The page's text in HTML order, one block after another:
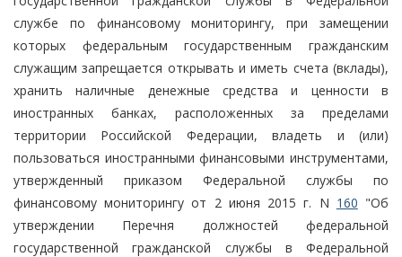
службе по финансовому мониторингу, при замещении
которых федеральным государственным гражданским
служащим запрещается открывать и иметь счета (вклады),
хранить наличные денежные средства и ценности в
иностранных банках, расположенных за пределами
территории Российской Федерации, владеть и (или)
пользоваться иностранными финансовыми инструментами,
утвержденный приказом Федеральной службы по
финансовому мониторингу от 2 июня 2015 г. N 160 "Об
утверждении Перечня должностей федеральной
государственной гражданской службы в Федеральной